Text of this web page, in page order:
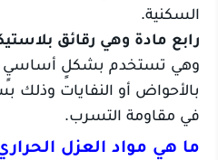
السكنية.
رابع مادة وهي رقائق
وهي تستخدم بشكلٍ أساسيٍ
بالأحواض أو النفايات وذلك
في مقاومة التسرب.
ما هي مواد العزل